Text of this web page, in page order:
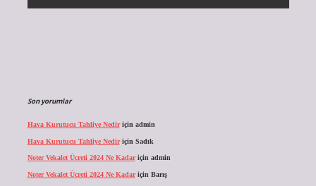
Son yorumlar
Hava Kurutucu Tahliye Nediriçin admin
Hava Kurutucu Tahliye Nediriçin Sadık
Noter Vekalet Ücreti 2024 Ne Kadariçin admin
Noter Vekalet Ücreti 2024 Ne Kadariçin Barış